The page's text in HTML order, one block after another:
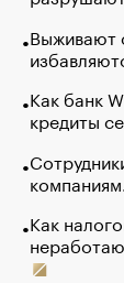
Выживают
Как банк
кредиты
Как